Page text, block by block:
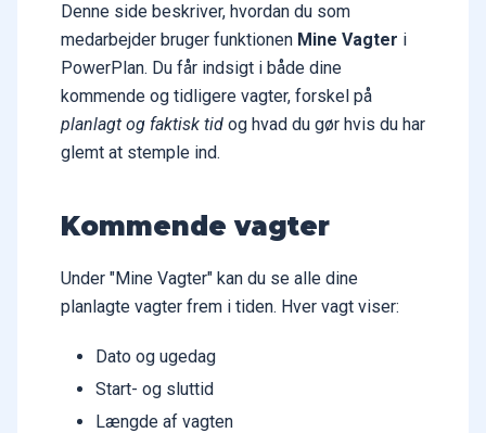
Denne side beskriver, hvordan du som
medarbejder bruger funktionen Mine Vagter i
PowerPlan. Du får indsigt i både dine
kommende og tidligere vagter, forskel på
planlagt og faktisk tid og hvad du gør hvis du har
glemt at stemple ind.
Kommende vagter
Under "Mine Vagter" kan du se alle dine
planlagte vagter frem i tiden. Hver vagt viser:
Dato og ugedag
Start- og sluttid
Længde af vagten